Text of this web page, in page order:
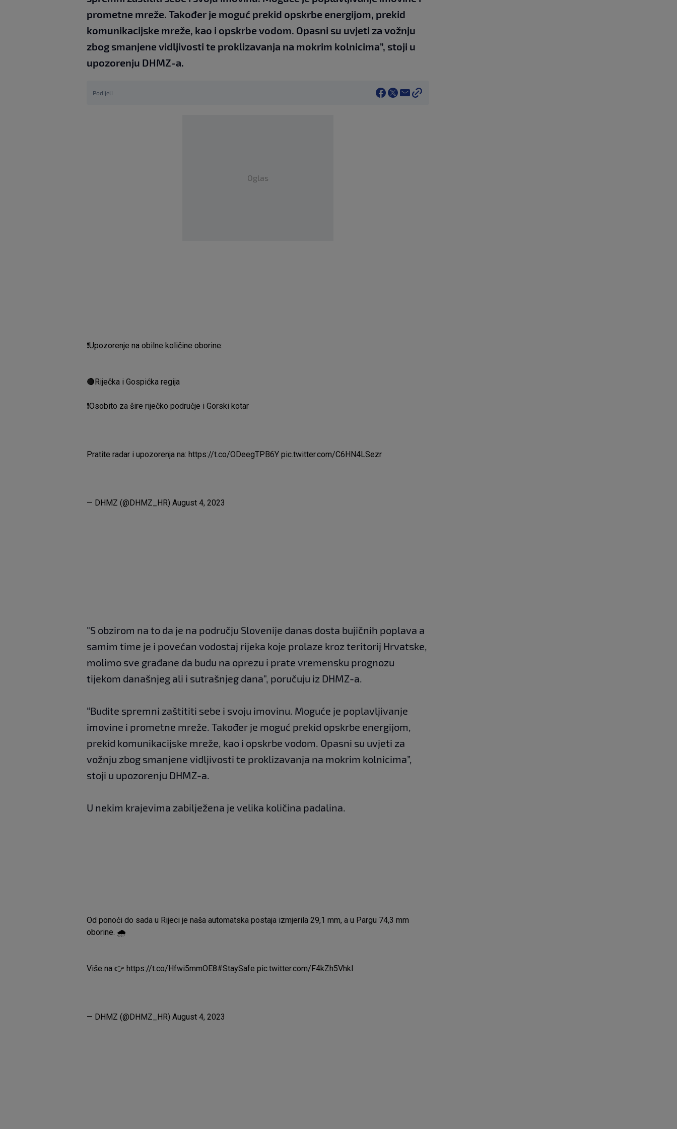
prometne mreže. Također je moguć prekid opskrbe energijom, prekid
komunikacijske mreže, kao i opskrbe vodom. Opasni su uvjeti za vožnju
zbog smanjene vidljivosti te proklizavanja na mokrim kolnicima”, stoji u
upozorenju DHMZ-a.
Podijeli
Oglas
❗Upozorenje na obilne količine oborine:
🔴Riječka i Gospićka regija
❗️Osobito za šire riječko područje i Gorski kotar
Pratite radar i upozorenja na: https://t.co/ODeegTPB6Y pic.twitter.com/C6HN4LSezr
— DHMZ (@DHMZ_HR) August 4, 2023
"S obzirom na to da je na području Slovenije danas dosta bujičnih poplava a
samim time je i povećan vodostaj rijeka koje prolaze kroz teritorij Hrvatske,
molimo sve građane da budu na oprezu i prate vremensku prognozu
tijekom današnjeg ali i sutrašnjeg dana", poručuju iz DHMZ-a.
“Budite spremni zaštititi sebe i svoju imovinu. Moguće je poplavljivanje
imovine i prometne mreže. Također je moguć prekid opskrbe energijom,
prekid komunikacijske mreže, kao i opskrbe vodom. Opasni su uvjeti za
vožnju zbog smanjene vidljivosti te proklizavanja na mokrim kolnicima”,
stoji u upozorenju DHMZ-a.
U nekim krajevima zabilježena je velika količina padalina.
Od ponoći do sada u Rijeci je naša automatska postaja izmjerila 29,1 mm, a u Pargu 74,3 mm
oborine. 🌧️
Više na 👉 https://t.co/Hfwi5mmOE8#StaySafe pic.twitter.com/F4kZh5Vhkl
— DHMZ (@DHMZ_HR) August 4, 2023